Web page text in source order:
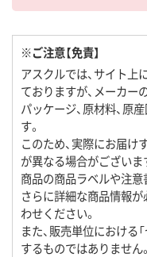
※ご注意【免責】
アスクルでは、サイト上
ておりますが、メーカー
パッケージ、原材料、原
す。
このため、実際にお届
が異なる場合がございま
商品の商品ラベルや注意
さらに詳細な商品情報
わせください。
また、販売単位における
するものではありません